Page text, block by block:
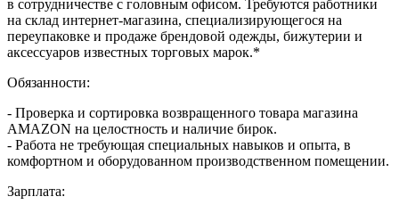
в сотрудничестве с головным офисом. Требуются работники
на склад интернет-магазина, специализирующегося на
переупаковке и продаже брендовой одежды, бижутерии и
аксессуаров известных торговых марок.*
Обязанности:
- Проверка и сортировка возвращенного товара магазина
AMAZON на целостность и наличие бирок.
- Работа не требующая специальных навыков и опыта, в
комфортном и оборудованном производственном помещении.
Зарплата: